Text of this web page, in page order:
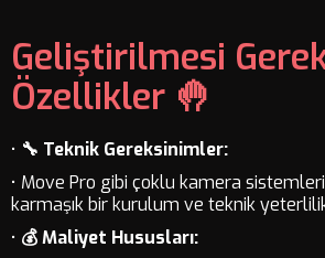
Geliştirilmesi
Özellikler 🤚
• 🔧 Teknik Gereksinimler:
• Move Pro gibi çoklu kamera
karmaşık bir kurulum ve teknik
• 💰 Maliyet Hususları: